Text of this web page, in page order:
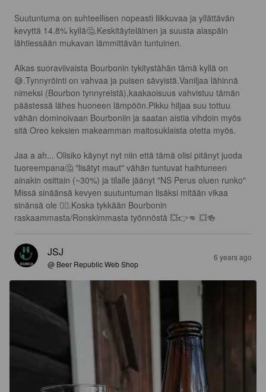
Suutuntuma on suhteellisen nopeasti liikkuvaa ja yllättävän
kevyttä 14.8% kyllä🤔.Keskitäyteläinen ja suusta alaspäin
lähtiessään mukavan lämmittävän tuntuinen.
Aikas suoraviivaista Bourbonin tykitystähän tämä kyllä on
😅.Tynnyröinti on vahvaa ja puisen sävyistä.Vaniljaa lähinnä
nimeksi (Bourbon tynnyreistä),kaakaoisuus vahvistuu tämän
päästessä lähes huoneen lämpöön.Pikku hiljaa suu tottuu
vähän dominoivaan Bourboniin ja saatan aistia vihdoin myös
sitä Oreo keksien makeamman maitosuklaista otetta myös.
Jaa a ah... Olisiko käynyt nyt niin että tämä olisi pitänyt juoda
tuoreempana🤔 "lisätyt maut" vähän tuntuvat haihtuneen
ainakin osittain (~30%) ja tilalle jäänyt "NS Perus oluen runko"
Missä sinäänsä kevyen suutuntuman lisäksi mitään vikaa
sinänsä ole 🤷‍♂️.Koska tykkään Bourbonin
raskaammasta/Ronskimmasta työnnöstä 💥👉👊 💥🍻
JSJ
@ Beer Republic Web Shop
6 years ago